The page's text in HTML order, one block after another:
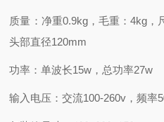
质量：净重0.9kg，毛重：4kg，
头部直径120mm
功率：单波长15w，总功率27w
输入电压：交流100-260v，频率